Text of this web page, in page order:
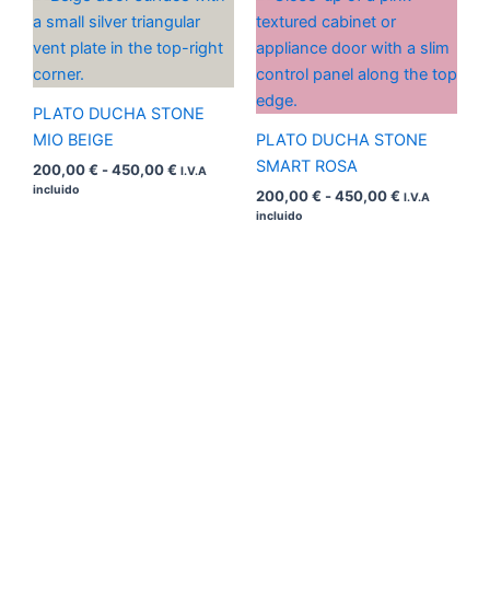
PLATO DUCHA STONE
MIO BEIGE
200,00€ -450,00€
precios:
desde
I.V.A
incluido
PLATO DUCHA STONE
SMART ROSA
200,00€ -450,00€
desde
200,00 €
hasta
I.V.A
incluido